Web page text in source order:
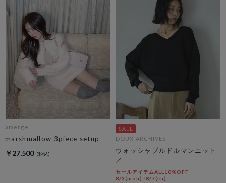
amerge.
marshmallow 3piece setup
￥27,500
DOUX ARCHIVES
ウォッシャブルドルマンニット
／
セールアイテムALL10%OFF
8/3(mon)~8/7(fri)